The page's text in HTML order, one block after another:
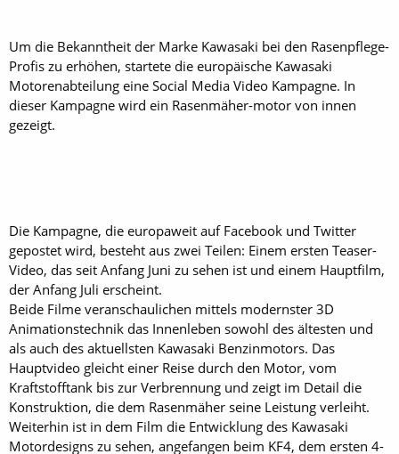
Um die Bekanntheit der Marke Kawasaki bei den Rasenpflege-
Profis zu erhöhen, startete die europäische Kawasaki
Motorenabteilung eine Social Media Video Kampagne. In
dieser Kampagne wird ein Rasenmäher-motor von innen
gezeigt.
Die Kampagne, die europaweit auf Facebook und Twitter
gepostet wird, besteht aus zwei Teilen: Einem ersten Teaser-
Video, das seit Anfang Juni zu sehen ist und einem Hauptfilm,
der Anfang Juli erscheint.
Beide Filme veranschaulichen mittels modernster 3D
Animationstechnik das Innenleben sowohl des ältesten und
als auch des aktuellsten Kawasaki Benzinmotors. Das
Hauptvideo gleicht einer Reise durch den Motor, vom
Kraftstofftank bis zur Verbrennung und zeigt im Detail die
Konstruktion, die dem Rasenmäher seine Leistung verleiht.
Weiterhin ist in dem Film die Entwicklung des Kawasaki
Motordesigns zu sehen, angefangen beim KF4, dem ersten 4-